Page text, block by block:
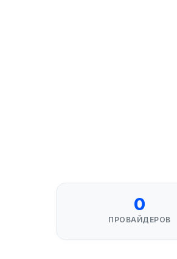
0
ПРОВАЙДЕРОВ